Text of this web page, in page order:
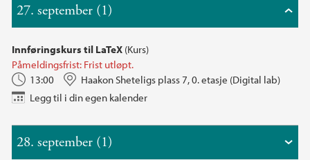
27. september (1)
Innføringskurs til LaTeX (Kurs)
Påmeldingsfrist: Frist utløpt.
13:00
Haakon Sheteligs plass 7, 0. etasje (Digital lab)
Legg til i din egen kalender
28. september (1)